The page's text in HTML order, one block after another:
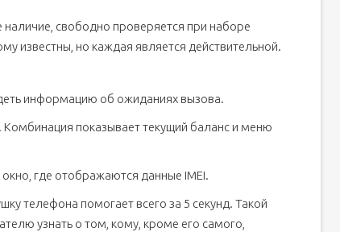
свободно проверяется при наборе
известны, но каждая является действительной.
информацию об ожиданиях вызова.
Комбинация показывает текущий баланс и меню
где отображаются данные IMEI.
телефона помогает всего за 5 секунд. Такой
узнать о том, кому, кроме его самого,